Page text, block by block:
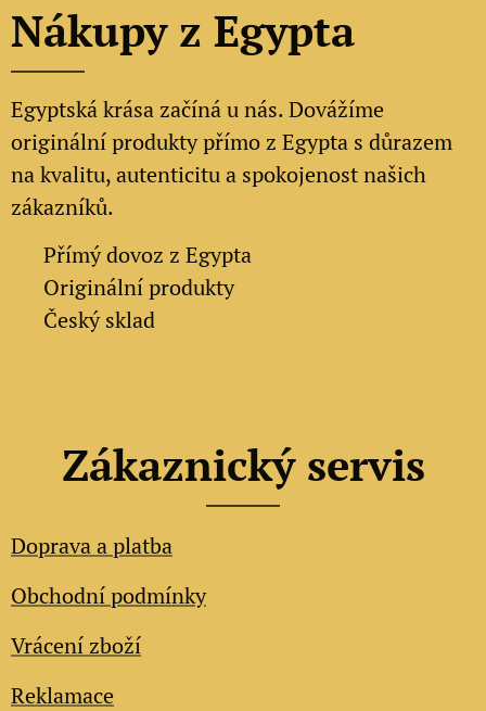
Nákupy z Egypta
Egyptská krása začíná u nás. Dovážíme
originální produkty přímo z Egypta s důrazem
na kvalitu, autenticitu a spokojenost našich
zákazníků.
Přímý dovoz z Egypta
Originální produkty
✔ Český sklad
Zákaznický servis
Doprava a platba
Obchodní podmínky
Vrácení zboží
Reklamace